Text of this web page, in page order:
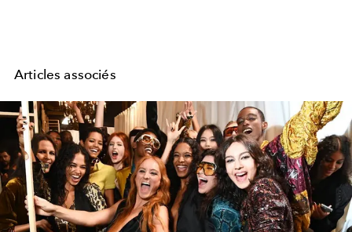
Articles associés